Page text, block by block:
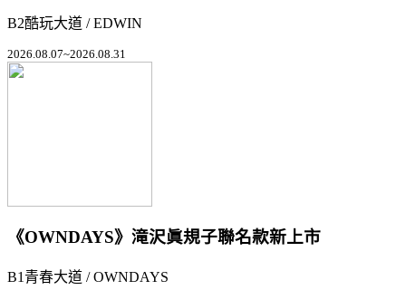
B2酷玩大道 / EDWIN
2026.08.07~2026.08.31
《OWNDAYS》滝沢眞規子聯名款新上市
B1青春大道 / OWNDAYS